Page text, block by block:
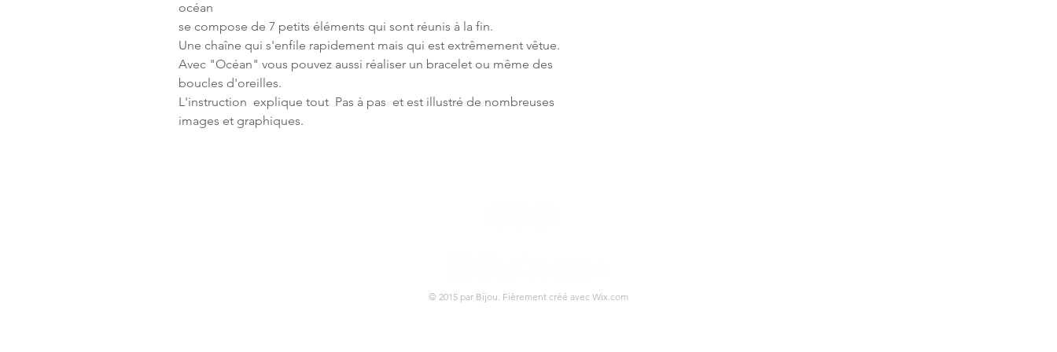
océan
se compose de 7 petits éléments qui sont réunis à la fin.
Une chaîne qui s'enfile rapidement mais qui est extrêmement vêtue.
Avec "Océan" vous pouvez aussi réaliser un bracelet ou même des
boucles d'oreilles.
L'instruction explique tout Pas à pas et est illustré de nombreuses
images et graphiques.
© 2015 par Bijou. Fièrement créé avec Wix.com